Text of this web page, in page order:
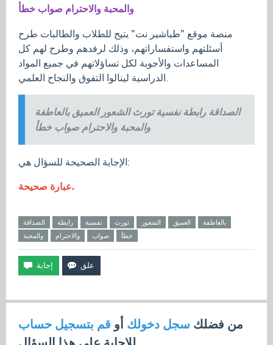
والمحبة والاحترام صواب خطأ
منصة موقع "طباشير نت" يتيح للطلاب والطالبات طرح
أسئلتهم واستفساراتهم، وذلك لرفدهم وطرح لهم كل
المساعدات والأجوبة لكل تساؤلاتهم في جميع المواد
الصداقة رابطة نفسية تورث الشعور العميق بالعاطفة
والمحبة والاحترام صواب خطأ
الإجابة الصحيحة للسؤال هي:
عبارة صحيحة.
الصداقة رابطة نفسية تورث الشعور العميق
بالعاطفة
والمحبة
والاحترام صواب خطأ
من فضلك سجل دخولك أو قم بتسجيل حساب